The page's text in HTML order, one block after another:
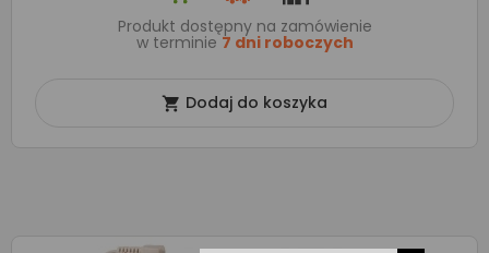
Produkt dostępny na zamówienie
w terminie 7 dni roboczych
 Dodaj do koszyka